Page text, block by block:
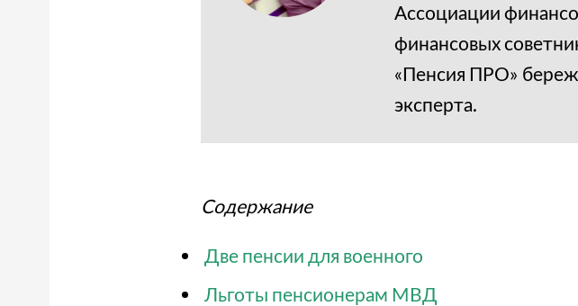
Ассоциации
финансовых
«Пенсия ПРО»
эксперта.
Содержание
Две пенсии для военного
Льготы пенсионерам МВД